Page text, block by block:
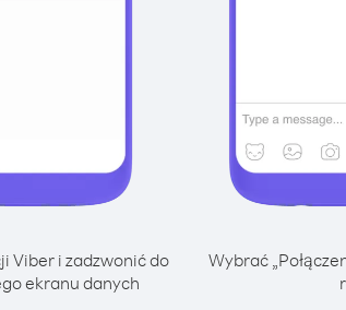
Viber i zadzwonić do
ekranu danych
Wybrać